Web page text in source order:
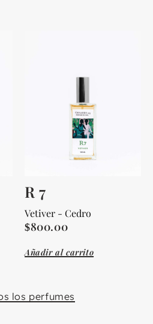
R 7
Vetiver - Cedro
$800.00
Añadir al carrito
los perfumes